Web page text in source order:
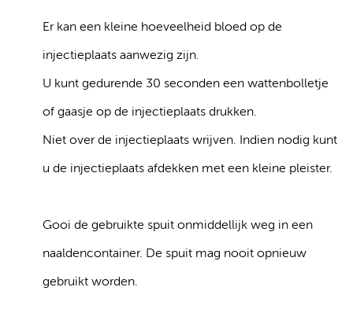
Er kan een kleine hoeveelheid bloed op de
injectieplaats aanwezig zijn.
U kunt gedurende 30 seconden een wattenbolletje
of gaasje op de injectieplaats drukken.
Niet over de injectieplaats wrijven. Indien nodig kunt
u de injectieplaats afdekken met een kleine pleister.
Gooi de gebruikte spuit onmiddellijk weg in een
naaldencontainer. De spuit mag nooit opnieuw
gebruikt worden.